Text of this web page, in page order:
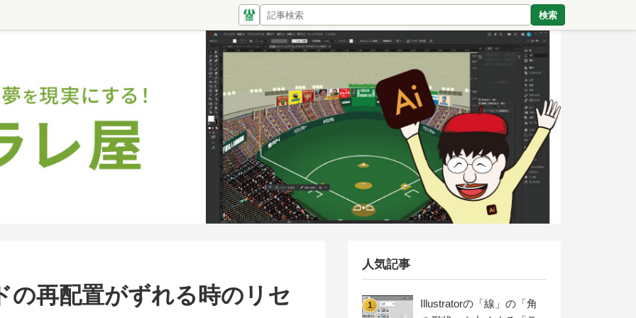
検索
の再配置がずれる時のリセ
人気記事
1
Illustratorの「線」の「角